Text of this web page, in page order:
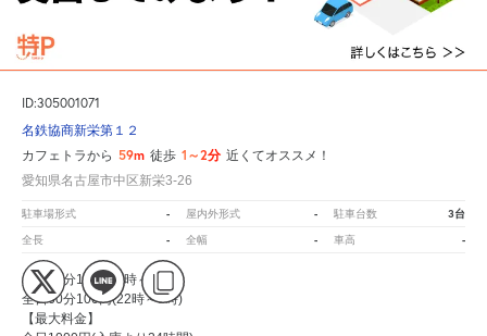
ID:305001071
名鉄協商新栄第１２
カフェトラから 59m 徒歩 1～2分 近くてオススメ！
愛知県名古屋市中区新栄3-26
駐車場形式 - 屋内外形式 - 駐車台数 3台
全長 - 全幅 - 車高 -
全日30分100円(8時～22時)
全日60分100円(22時～8時)
【最大料金】